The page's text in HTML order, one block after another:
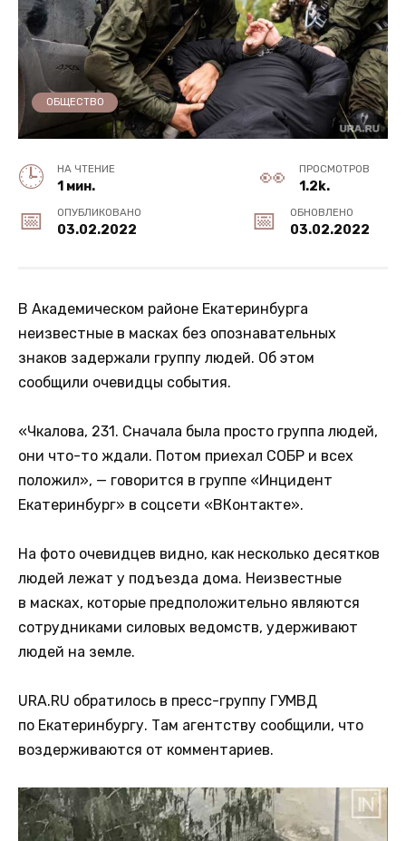
ОБЩЕСТВО
НА ЧТЕНИЕ
1 мин.
ПРОСМОТРОВ
1.2k.
ОПУБЛИКОВАНО
03.02.2022
ОБНОВЛЕНО
03.02.2022
В Академическом районе Екатеринбурга
неизвестные в масках без опознавательных
знаков задержали группу людей. Об этом
сообщили очевидцы события.
«Чкалова, 231. Сначала была просто группа людей,
они что-то ждали. Потом приехал СОБР и всех
положил», — говорится в группе «Инцидент
Екатеринбург» в соцсети «ВКонтакте».
На фото очевидцев видно, как несколько десятков
людей лежат у подъезда дома. Неизвестные
в масках, которые предположительно являются
сотрудниками силовых ведомств, удерживают
людей на земле.
URA.RU обратилось в пресс-группу ГУМВД
по Екатеринбургу. Там агентству сообщили, что
воздерживаются от комментариев.